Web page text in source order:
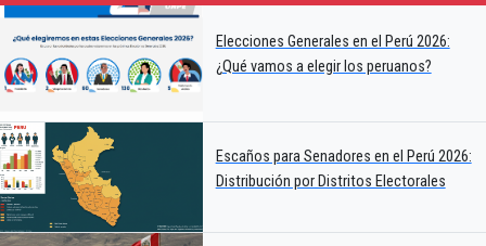
Elecciones Generales en el Perú 2026:
¿Qué vamos a elegir los peruanos?
Escaños para Senadores en el Perú 2026:
Distribución por Distritos Electorales